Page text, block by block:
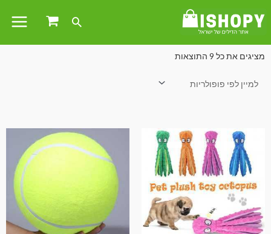
עמוד הבית / צעצועים לחיות
מציגים את כל ⁦9⁩ התוצאות